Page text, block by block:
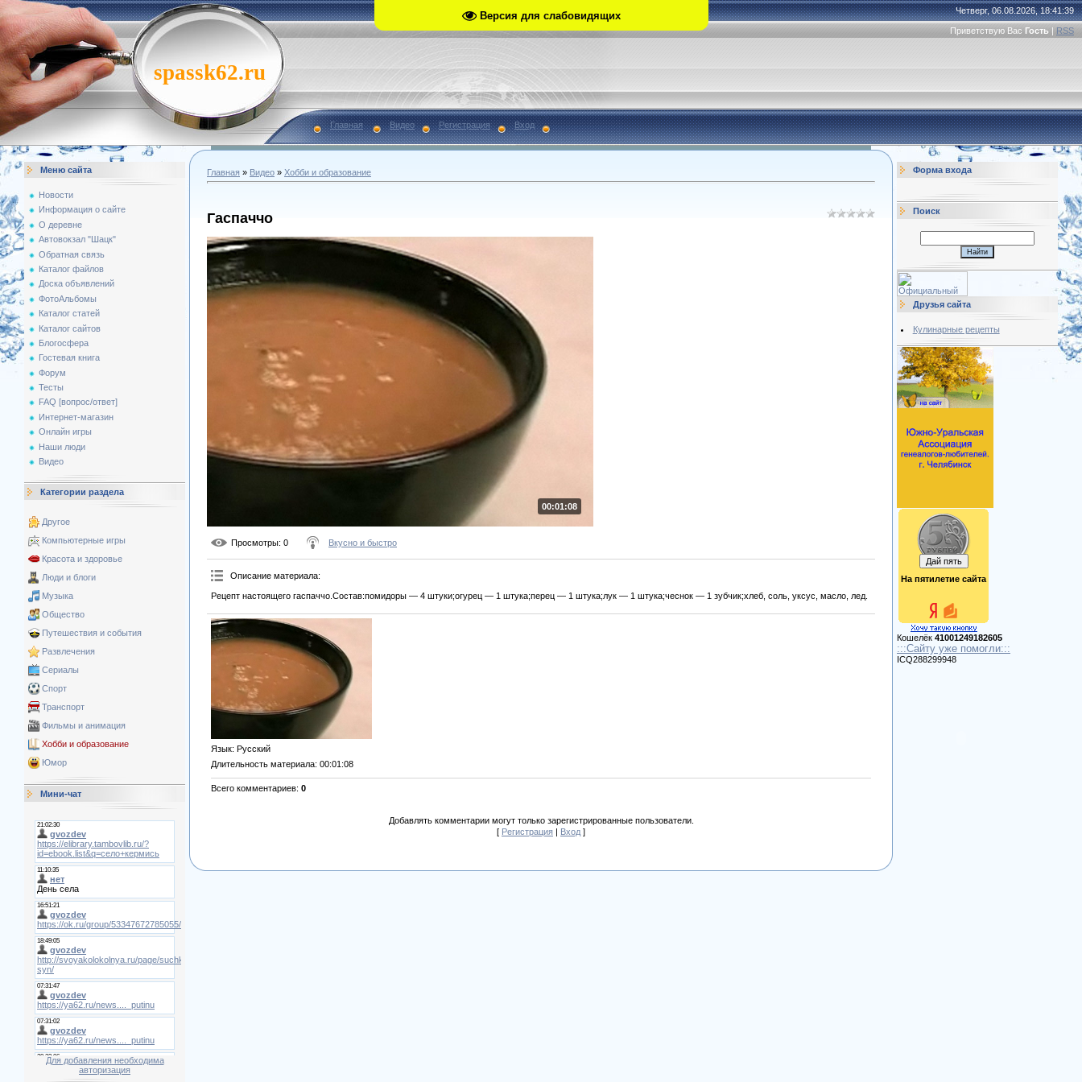
Версия для слабовидящих
spassk62.ru
Четверг, 06.08.2026, 18:41:39
Приветствую Вас Гость | RSS
Главная Видео Регистрация Вход
Меню сайта
Новости
Информация о сайте
О деревне
Автовокзал "Шацк"
Обратная связь
Каталог файлов
Доска объявлений
ФотоАльбомы
Каталог статей
Каталог сайтов
Блогосфера
Гостевая книга
Форум
Тесты
FAQ [вопрос/ответ]
Интернет-магазин
Онлайн игры
Наши люди
Видео
Категории раздела
Другое
Компьютерные игры
Красота и здоровье
Люди и блоги
Музыка
Общество
Путешествия и события
Развлечения
Сериалы
Спорт
Транспорт
Фильмы и анимация
Хобби и образование
Юмор
Мини-чат
Для добавления необходима
авторизация
Главная » Видео » Хобби и образование
Гаспаччо
00:01:08
Просмотры: 0 Вкусно и быстро
Описание материала:
Рецепт настоящего гаспаччо.Состав:помидоры — 4 штуки;огурец — 1 штука;перец — 1 штука;лук — 1 штука;чеснок — 1 зубчик;хлеб, соль, уксус, масло, лед.
Язык: Русский
Длительность материала: 00:01:08
Всего комментариев: 0
Добавлять комментарии могут только зарегистрированные пользователи.
[ Регистрация | Вход ]
Форма входа
Поиск
Друзья сайта
Кулинарные рецепты
На пятилетие сайта
Кошелёк 41001249182605
:::Сайту уже помогли:::
ICQ288299948